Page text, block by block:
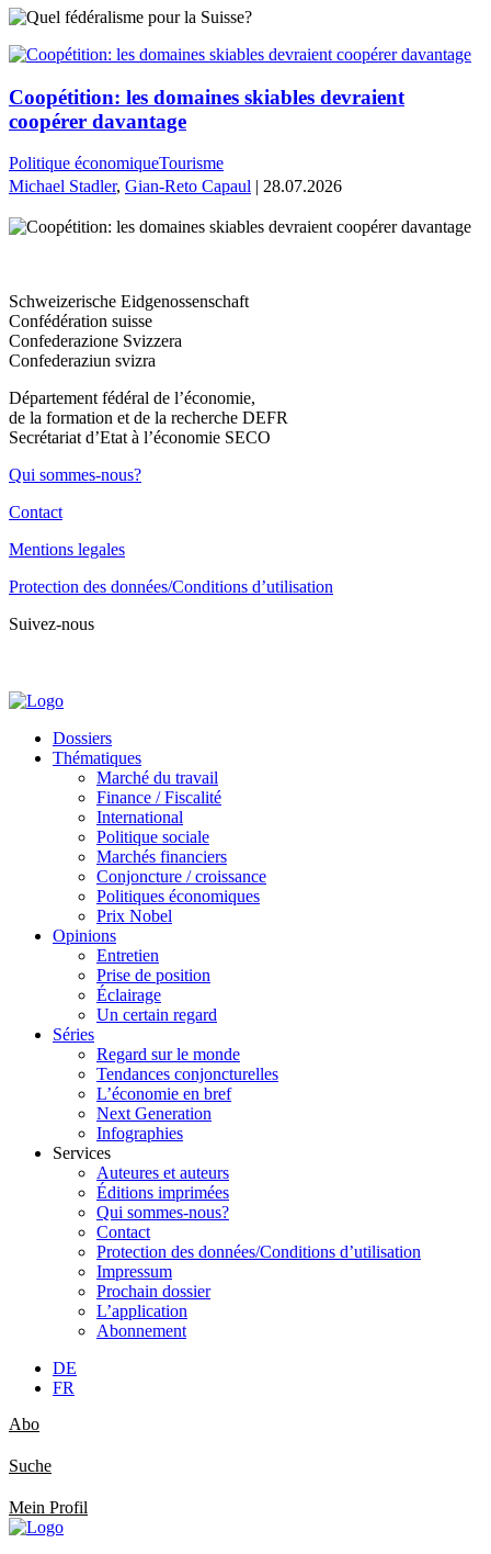
Coopétition: les domaines skiables devraient
coopérer davantage
Politique économiqueTourisme
Michael Stadler, Gian-Reto Capaul | 28.07.2026
Schweizerische Eidgenossenschaft
Confédération suisse
Confederazione Svizzera
Confederaziun svizra
Département fédéral de l’économie,
de la formation et de la recherche DEFR
Secrétariat d’Etat à l’économie SECO
Qui sommes-nous?
Contact
Mentions legales
Protection des données/Conditions d’utilisation
Suivez-nous
Dossiers
Thématiques
Marché du travail
Finance / Fiscalité
International
Politique sociale
Marchés financiers
Conjoncture / croissance
Politiques économiques
Prix Nobel
Opinions
Entretien
Prise de position
Éclairage
Un certain regard
Séries
Regard sur le monde
Tendances conjoncturelles
L’économie en bref
Next Generation
Infographies
Services
Auteures et auteurs
Éditions imprimées
Qui sommes-nous?
Contact
Protection des données/Conditions d’utilisation
Impressum
Prochain dossier
L’application
Abonnement
DE
FR
Abo
Suche
Mein Profil